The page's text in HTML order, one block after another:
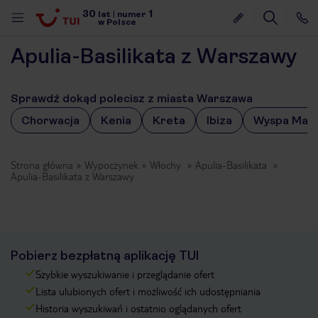
30 lat numer 1
w Polsce
Apulia-Basilikata z Warszawy
Sprawdź dokąd polecisz z miasta Warszawa
Chorwacja
Kenia Kreta Ibiza Wyspa
Strona główna Wypoczynek Włochy
Apulia-Basilikata
Apulia-Basilikata z Warszawy
Pobierz bezpłatną aplikację TUI
Szybkie wyszukiwanie i przeglądanie ofert
Lista ulubionych ofert i możliwość ich udostępniania
Historia wyszukiwań i ostatnio oglądanych ofert